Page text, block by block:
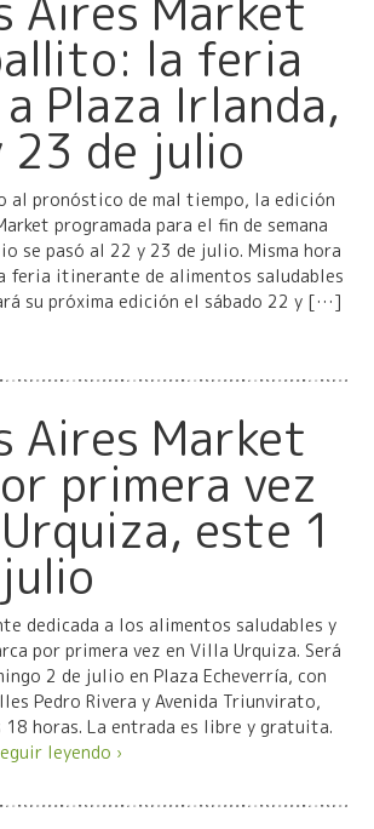
la feria
Plaza Irlanda,
23 de julio
al pronóstico de mal tiempo, la edición
programada para el fin de semana
se pasó al 22 y 23 de julio. Misma hora
feria itinerante de alimentos saludables
su próxima edición el sábado 22 y […]
Aires Market
primera vez
este 1
dedicada a los alimentos saludables y
por primera vez en Villa Urquiza. Será
2 de julio en Plaza Echeverría, con
Pedro Rivera y Avenida Triunvirato,
horas. La entrada es libre y gratuita.
leyendo ›